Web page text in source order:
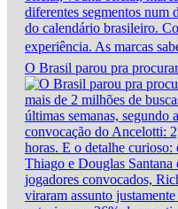
O Brasil parou pra